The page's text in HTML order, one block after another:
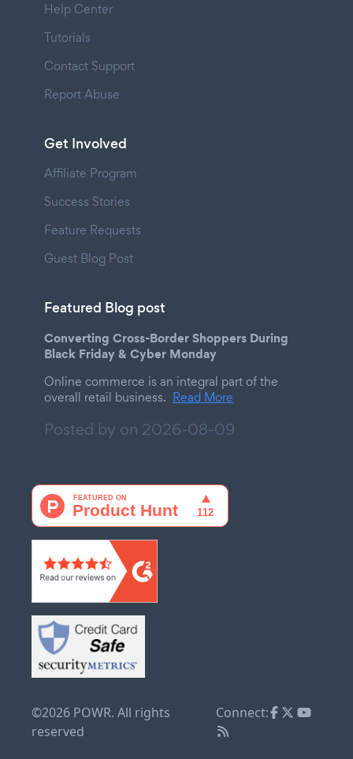
Help Center
Tutorials
Contact Support
Report Abuse
Get Involved
Affiliate Program
Success Stories
Feature Requests
Guest Blog Post
Featured Blog post
Converting Cross-Border Shoppers During
Black Friday & Cyber Monday
Online commerce is an integral part of the
overall retail business. Read More
Posted by on 2026-08-09
©2026 POWR. All rights
reserved
Connect: